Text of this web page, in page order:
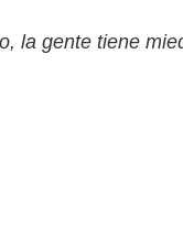
la gente tiene